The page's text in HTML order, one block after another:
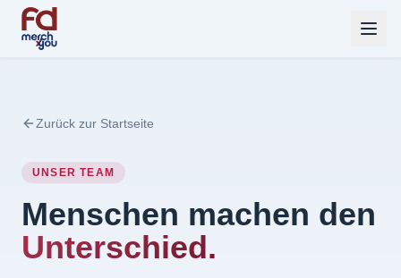
Zurück zur Startseite
UNSER TEAM
Menschen machen den
Unterschied.